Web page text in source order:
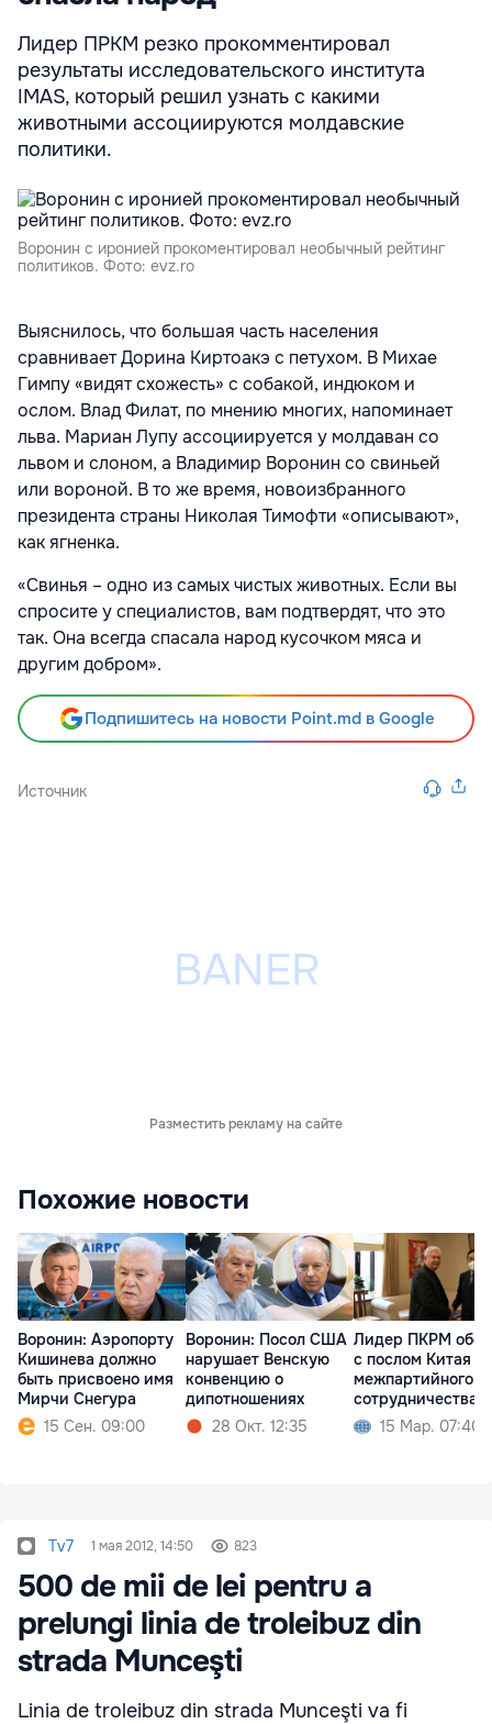
Лидер ПРКМ резко прокомментировал
результаты исследовательского института
IMAS, который решил узнать с какими
животными ассоциируются молдавские
политики.
Воронин с иронией прокоментировал необычный рейтинг
политиков. Фото: evz.ro
Выяснилось, что большая часть населения
сравнивает Дорина Киртоакэ с петухом. В Михае
Гимпу «видят схожесть» с собакой, индюком и
ослом. Влад Филат, по мнению многих, напоминает
льва. Мариан Лупу ассоциируется у молдаван со
львом и слоном, а Владимир Воронин со свиньей
или вороной. В то же время, новоизбранного
президента страны Николая Тимофти «описывают»,
как ягненка.
«Свинья – одно из самых чистых животных. Если вы
спросите у специалистов, вам подтвердят, что это
так. Она всегда спасала народ кусочком мяса и
другим добром».
Подпишитесь на новости Point.md в Google
Источник
Разместить рекламу на сайте
Похожие новости
Воронин: Аэропорту
Кишинева должно
быть присвоено имя
Мирчи Снегура
15 Сен. 09:00
Воронин: Посол США
нарушает Венскую
конвенцию о
дипотношениях
28 Окт. 12:35
Лидер ПКРМ
с послом Китая
межпартийного
сотрудничества
15 Мар. 07:40
Tv7 1 мая 2012, 14:50 823
500 de mii de lei pentru a
prelungi linia de troleibuz din
strada Munceşti
Linia de troleibuz din strada Munceşti va fi